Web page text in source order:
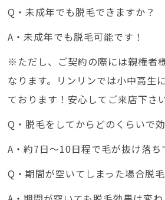
Q・未成年でも脱毛できますか？
A・未成年でも脱毛可能です！
※ただし、ご契約の際には親権者
なります。リンリンでは小中高生
ております！安心してご来店下さい
Q・脱毛をしてからどのくらいで
A・約7日～10日程で毛が抜け落ち
Q・期間が空いてしまった場合脱